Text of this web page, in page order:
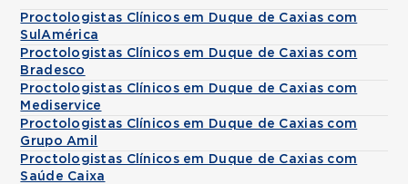
Proctologistas Clínicos em Duque de Caxias com
SulAmérica
Proctologistas Clínicos em Duque de Caxias com
Bradesco
Proctologistas Clínicos em Duque de Caxias com
Mediservice
Proctologistas Clínicos em Duque de Caxias com
Grupo Amil
Proctologistas Clínicos em Duque de Caxias com
Saúde Caixa